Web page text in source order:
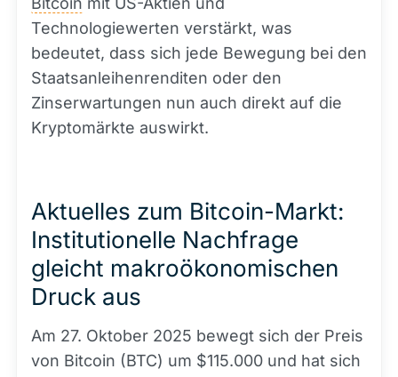
Technologiewerten verstärkt, was
bedeutet, dass sich jede Bewegung bei den
Staatsanleihenrenditen oder den
Zinserwartungen nun auch direkt auf die
Kryptomärkte auswirkt.
Aktuelles zum Bitcoin-Markt:
Institutionelle Nachfrage
gleicht makroökonomischen
Druck aus
Am 27. Oktober 2025 bewegt sich der Preis
von Bitcoin (BTC) um $115.000 und hat sich